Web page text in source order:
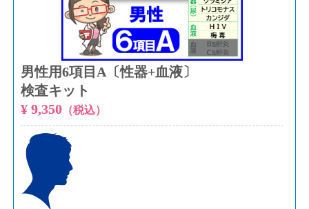
男性用6項目A〔性器+血液〕
検査キット
¥ 9,350（税込）